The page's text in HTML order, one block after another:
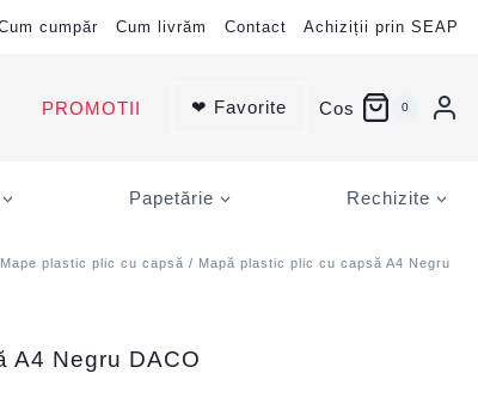
cumpăr Cum livrăm Contact Achiziții prin SEAP
PROMOTII ❤ Favorite Cos 0
Papetărie Rechizite
Mape plastic plic cu capsă / Mapă plastic plic cu capsă A4 Negru
A4 Negru DACO